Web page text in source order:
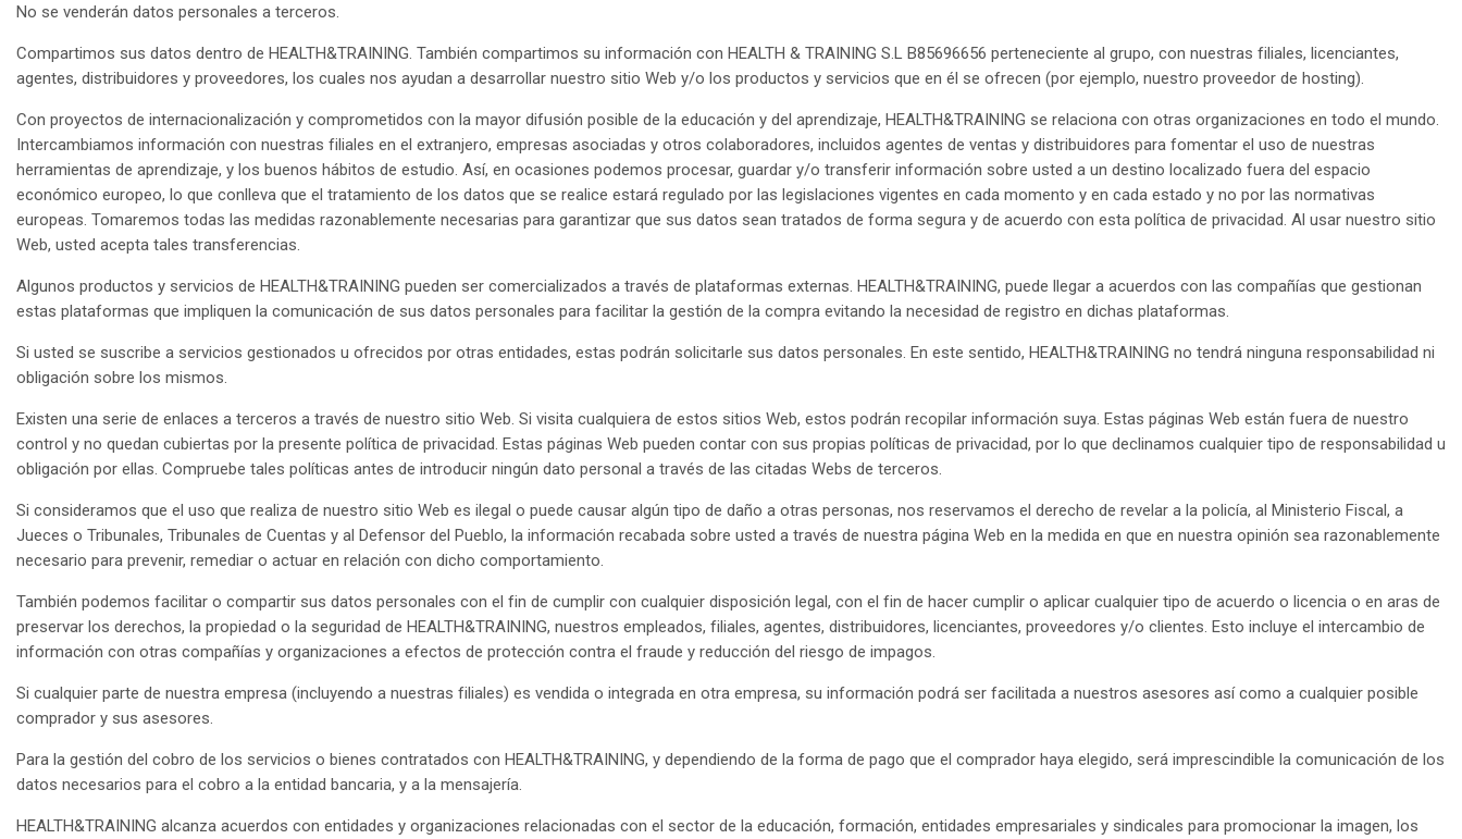
No se venderán datos personales a terceros.
Compartimos sus datos dentro de HEALTH&TRAINING. También compartimos su información con HEALTH & TRAINING S.L B85696656 perteneciente al grupo, con nuestras filiales, licenciantes,
agentes, distribuidores y proveedores, los cuales nos ayudan a desarrollar nuestro sitio Web y/o los productos y servicios que en él se ofrecen (por ejemplo, nuestro proveedor de hosting).
Con proyectos de internacionalización y comprometidos con la mayor difusión posible de la educación y del aprendizaje, HEALTH&TRAINING se relaciona con otras organizaciones en todo el mundo.
Intercambiamos información con nuestras filiales en el extranjero, empresas asociadas y otros colaboradores, incluidos agentes de ventas y distribuidores para fomentar el uso de nuestras
herramientas de aprendizaje, y los buenos hábitos de estudio. Así, en ocasiones podemos procesar, guardar y/o transferir información sobre usted a un destino localizado fuera del espacio
económico europeo, lo que conlleva que el tratamiento de los datos que se realice estará regulado por las legislaciones vigentes en cada momento y en cada estado y no por las normativas
europeas. Tomaremos todas las medidas razonablemente necesarias para garantizar que sus datos sean tratados de forma segura y de acuerdo con esta política de privacidad. Al usar nuestro sitio
Web, usted acepta tales transferencias.
Algunos productos y servicios de HEALTH&TRAINING pueden ser comercializados a través de plataformas externas. HEALTH&TRAINING, puede llegar a acuerdos con las compañías que gestionan
estas plataformas que impliquen la comunicación de sus datos personales para facilitar la gestión de la compra evitando la necesidad de registro en dichas plataformas.
Si usted se suscribe a servicios gestionados u ofrecidos por otras entidades, estas podrán solicitarle sus datos personales. En este sentido, HEALTH&TRAINING no tendrá ninguna responsabilidad ni
obligación sobre los mismos.
Existen una serie de enlaces a terceros a través de nuestro sitio Web. Si visita cualquiera de estos sitios Web, estos podrán recopilar información suya. Estas páginas Web están fuera de nuestro
control y no quedan cubiertas por la presente política de privacidad. Estas páginas Web pueden contar con sus propias políticas de privacidad, por lo que declinamos cualquier tipo de responsabilidad u
obligación por ellas. Compruebe tales políticas antes de introducir ningún dato personal a través de las citadas Webs de terceros.
Si consideramos que el uso que realiza de nuestro sitio Web es ilegal o puede causar algún tipo de daño a otras personas, nos reservamos el derecho de revelar a la policía, al Ministerio Fiscal, a
Jueces o Tribunales, Tribunales de Cuentas y al Defensor del Pueblo, la información recabada sobre usted a través de nuestra página Web en la medida en que en nuestra opinión sea razonablemente
necesario para prevenir, remediar o actuar en relación con dicho comportamiento.
También podemos facilitar o compartir sus datos personales con el fin de cumplir con cualquier disposición legal, con el fin de hacer cumplir o aplicar cualquier tipo de acuerdo o licencia o en aras de
preservar los derechos, la propiedad o la seguridad de HEALTH&TRAINING, nuestros empleados, filiales, agentes, distribuidores, licenciantes, proveedores y/o clientes. Esto incluye el intercambio de
información con otras compañías y organizaciones a efectos de protección contra el fraude y reducción del riesgo de impagos.
Si cualquier parte de nuestra empresa (incluyendo a nuestras filiales) es vendida o integrada en otra empresa, su información podrá ser facilitada a nuestros asesores así como a cualquier posible
comprador y sus asesores.
Para la gestión del cobro de los servicios o bienes contratados con HEALTH&TRAINING, y dependiendo de la forma de pago que el comprador haya elegido, será imprescindible la comunicación de los
datos necesarios para el cobro a la entidad bancaria, y a la mensajería.
HEALTH&TRAINING alcanza acuerdos con entidades y organizaciones relacionadas con el sector de la educación, formación, entidades empresariales y sindicales para promocionar la imagen, los